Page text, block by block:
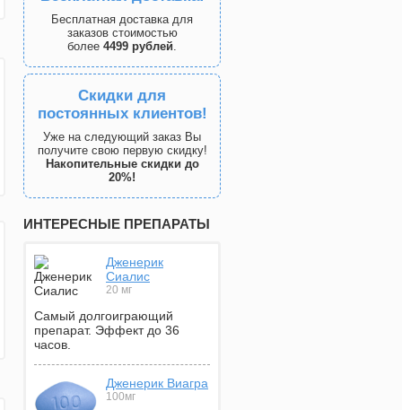
Бесплатная доставка для
заказов стоимостью
более 4499 рублей.
Скидки для
постоянных клиентов!
Уже на следующий заказ Вы
получите свою первую скидку!
Накопительные скидки до
20%!
ИНТЕРЕСНЫЕ ПРЕПАРАТЫ
Дженерик
Сиалис
20 мг
Самый долгоиграющий
препарат. Эффект до 36
часов.
Дженерик Виагра
100мг